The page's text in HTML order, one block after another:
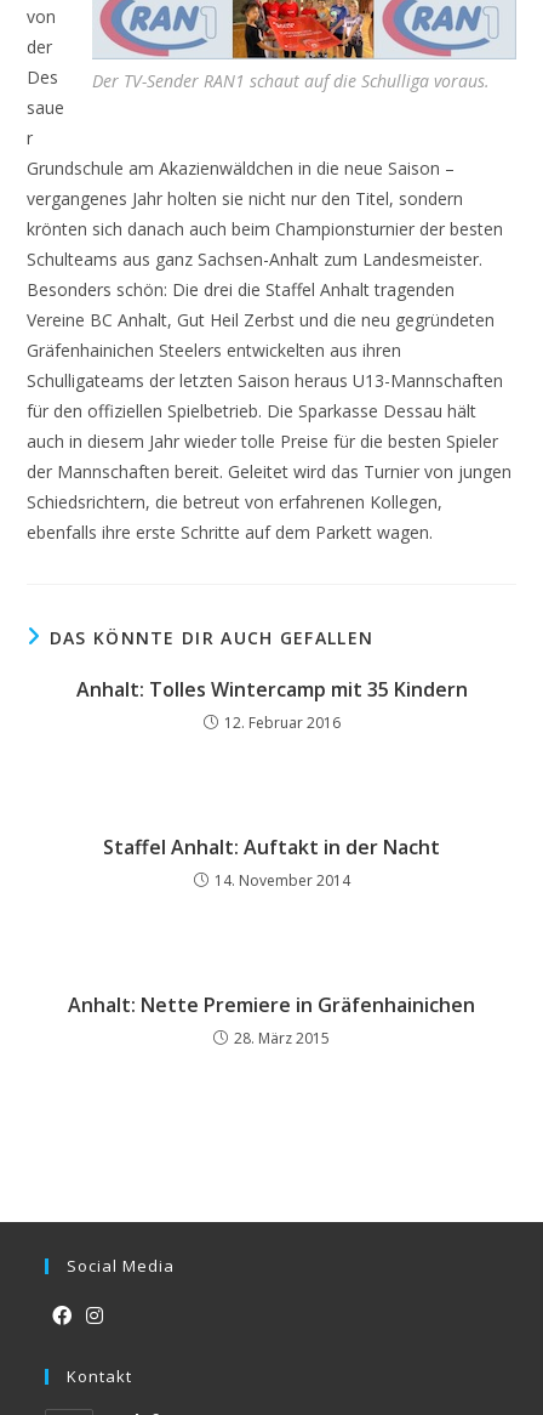
Der TV-Sender RAN1 schaut auf die Schulliga voraus.
von
der
Des
saue
r
Grundschule am Akazienwäldchen in die neue Saison –
vergangenes Jahr holten sie nicht nur den Titel, sondern
krönten sich danach auch beim Championsturnier der besten
Schulteams aus ganz Sachsen-Anhalt zum Landesmeister.
Besonders schön: Die drei die Staffel Anhalt tragenden
Vereine BC Anhalt, Gut Heil Zerbst und die neu gegründeten
Gräfenhainichen Steelers entwickelten aus ihren
Schulligateams der letzten Saison heraus U13-Mannschaften
für den offiziellen Spielbetrieb. Die Sparkasse Dessau hält
auch in diesem Jahr wieder tolle Preise für die besten Spieler
der Mannschaften bereit. Geleitet wird das Turnier von jungen
Schiedsrichtern, die betreut von erfahrenen Kollegen,
ebenfalls ihre erste Schritte auf dem Parkett wagen.
DAS KÖNNTE DIR AUCH GEFALLEN
Anhalt: Tolles Wintercamp mit 35 Kindern
12. Februar 2016
Staffel Anhalt: Auftakt in der Nacht
14. November 2014
Anhalt: Nette Premiere in Gräfenhainichen
28. März 2015
Social Media
a
in
a
Kontakt